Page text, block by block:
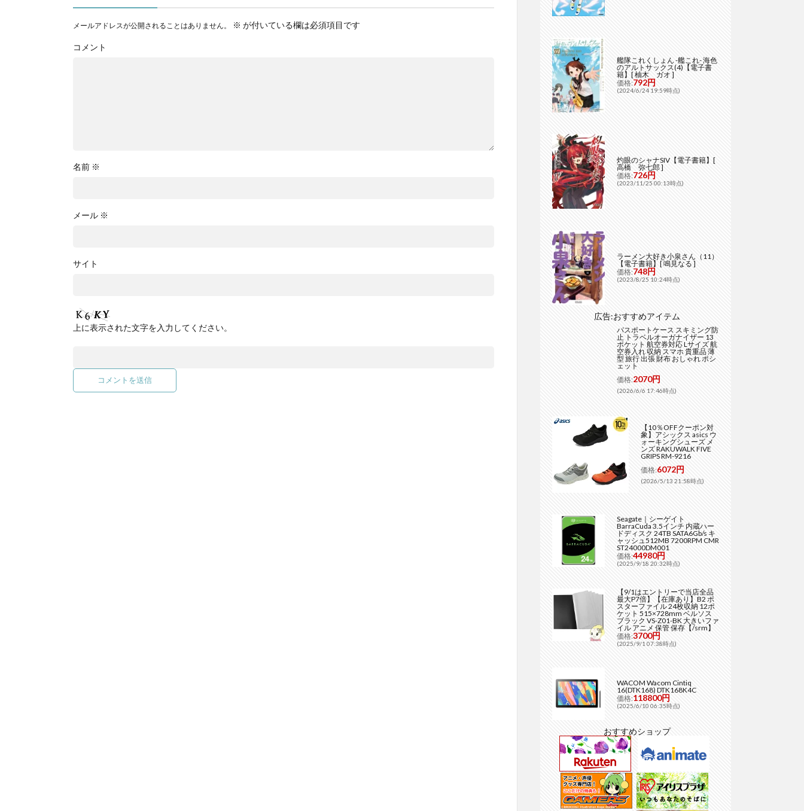
メールアドレスが公開されることはありません。 ※ が付いている欄は必須項目です
コメント
名前 ※
メール ※
サイト
上に表示された文字を入力してください。
艦隊これくしょん -艦これ- 海色
のアルトサックス(4)【電子書
籍】[ 柚木 ガオ ]
価格:792円
(2024/6/24 19:59時点)
灼眼のシャナSIV【電子書籍】[
高橋 弥七郎 ]
価格:726円
(2023/11/25 00:13時点)
ラーメン大好き小泉さん（11）
【電子書籍】[ 鳴見なる ]
価格:748円
(2023/8/25 10:24時点)
広告:おすすめアイテム
パスポートケース スキミング防
止 トラベルオーガナイザー 13
ポケット 航空券対応 Lサイズ 航
空券入れ 収納 スマホ 貴重品 薄
型 旅行 出張 財布 おしゃれ ポシ
ェット
価格:2070円
(2026/6/6 17:46時点)
【10％OFFクーポン対
象】アシックス asics ウ
ォーキングシューズ メ
ンズ RAKUWALK FIVE
GRIPS RM-9216
価格:6072円
(2026/5/13 21:58時点)
Seagate｜シーゲイト
BarraCuda 3.5インチ 内蔵ハー
ドディスク 24TB SATA6Gb/s キ
ャッシュ512MB 7200RPM CMR
ST24000DM001
価格:44980円
(2025/9/18 20:32時点)
【9/1はエントリーで当店全品
最大P7倍】【在庫あり】B2 ポ
スターファイル 24枚収納 12ポ
ケット 515×728mm ベルソス
ブラック VS-Z01-BK 大きいファ
イル アニメ 保管 保存【/srm】
価格:3700円
(2025/9/1 07:38時点)
WACOM Wacom Cintiq
16(DTK168) DTK168K4C
価格:118800円
(2025/6/10 06:35時点)
おすすめショップ